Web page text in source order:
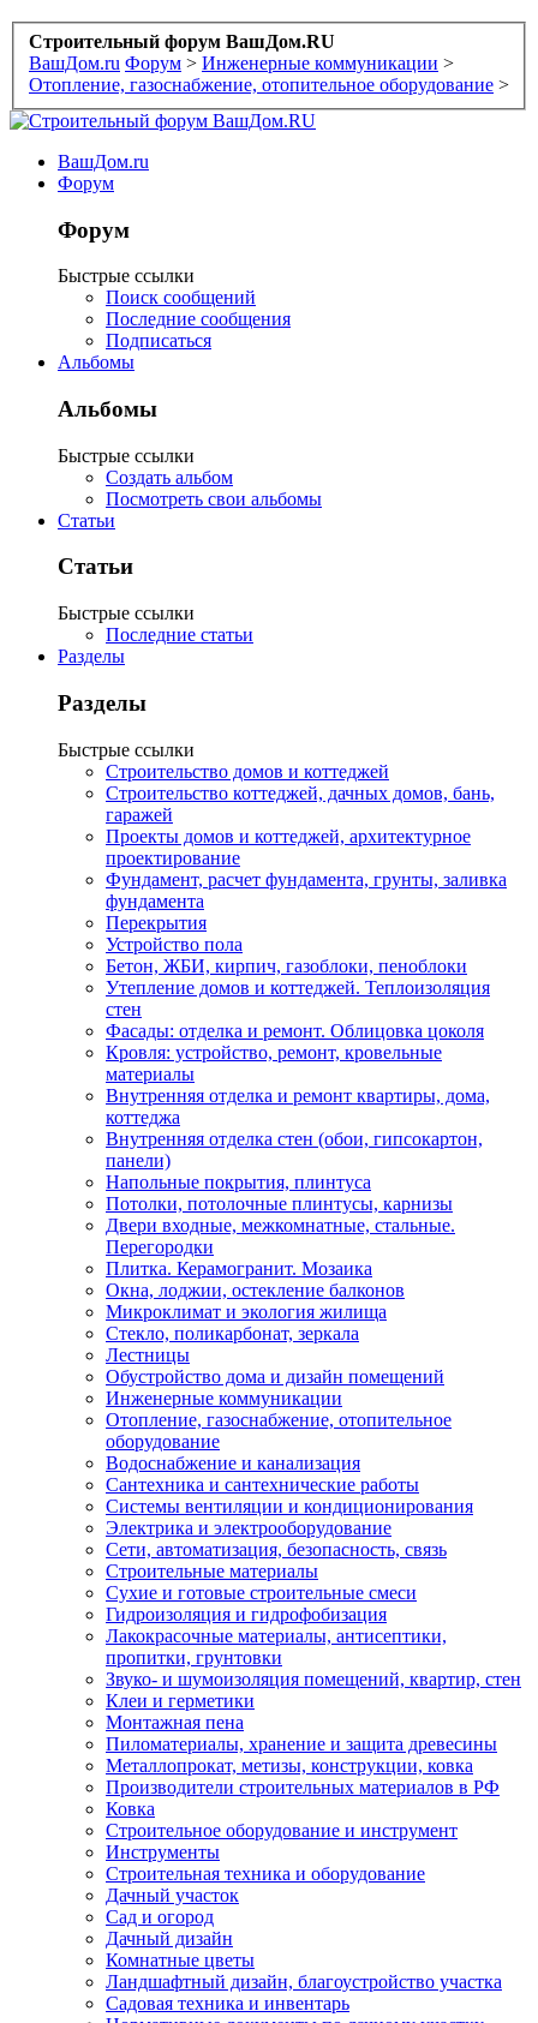
Строительный форум ВашДом.RU
ВашДом.ru Форум > Инженерные коммуникации >
Отопление, газоснабжение, отопительное оборудование >
ВашДом.ru
Форум
Форум
Быстрые ссылки
Поиск сообщений
Последние сообщения
Подписаться
Альбомы
Альбомы
Быстрые ссылки
Создать альбом
Посмотреть свои альбомы
Статьи
Статьи
Быстрые ссылки
Последние статьи
Разделы
Разделы
Быстрые ссылки
Строительство домов и коттеджей
Строительство коттеджей, дачных домов, бань,
гаражей
Проекты домов и коттеджей, архитектурное
проектирование
Фундамент, расчет фундамента, грунты, заливка
фундамента
Перекрытия
Устройство пола
Бетон, ЖБИ, кирпич, газоблоки, пеноблоки
Утепление домов и коттеджей. Теплоизоляция
стен
Фасады: отделка и ремонт. Облицовка цоколя
Кровля: устройство, ремонт, кровельные
материалы
Внутренняя отделка и ремонт квартиры, дома,
коттеджа
Внутренняя отделка стен (обои, гипсокартон,
панели)
Напольные покрытия, плинтуса
Потолки, потолочные плинтусы, карнизы
Двери входные, межкомнатные, стальные.
Перегородки
Плитка. Керамогранит. Мозаика
Окна, лоджии, остекление балконов
Микроклимат и экология жилища
Стекло, поликарбонат, зеркала
Лестницы
Обустройство дома и дизайн помещений
Инженерные коммуникации
Отопление, газоснабжение, отопительное
оборудование
Водоснабжение и канализация
Сантехника и сантехнические работы
Системы вентиляции и кондиционирования
Электрика и электрооборудование
Сети, автоматизация, безопасность, связь
Строительные материалы
Сухие и готовые строительные смеси
Гидроизоляция и гидрофобизация
Лакокрасочные материалы, антисептики,
пропитки, грунтовки
Звуко- и шумоизоляция помещений, квартир, стен
Клеи и герметики
Монтажная пена
Пиломатериалы, хранение и защита древесины
Металлопрокат, метизы, конструкции, ковка
Производители строительных материалов в РФ
Ковка
Строительное оборудование и инструмент
Инструменты
Строительная техника и оборудование
Дачный участок
Сад и огород
Дачный дизайн
Комнатные цветы
Ландшафтный дизайн, благоустройство участка
Садовая техника и инвентарь